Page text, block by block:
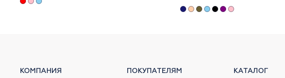
КОМПАНИЯ ПОКУПАТЕЛЯМ КАТАЛОГ